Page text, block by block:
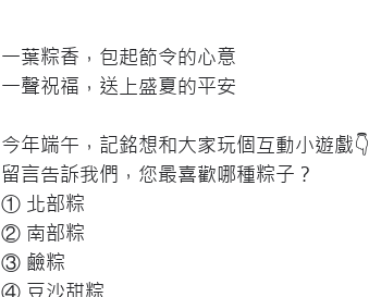
一葉粽香，包起節令的心意
一聲祝福，送上盛夏的平安
今年端午，記銘想和大家玩個互動小遊戲👇
留言告訴我們，您最喜歡哪種粽子？
① 北部粽
② 南部粽
③ 鹼粽